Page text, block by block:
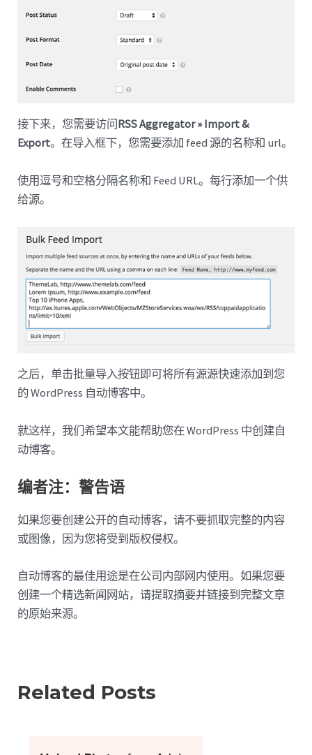
接下来，您需要访问RSS Aggregator » Import &
Export。在导入框下，您需要添加 feed 源的名称和 url。
使用逗号和空格分隔名称和 Feed URL。每行添加一个供
给源。
之后，单击批量导入按钮即可将所有源源快速添加到您
的 WordPress 自动博客中。
就这样，我们希望本文能帮助您在 WordPress 中创建自
动博客。
编者注：警告语
如果您要创建公开的自动博客，请不要抓取完整的内容
或图像，因为您将受到版权侵权。
自动博客的最佳用途是在公司内部网内使用。如果您要
创建一个精选新闻网站，请提取摘要并链接到完整文章
的原始来源。
Related Posts